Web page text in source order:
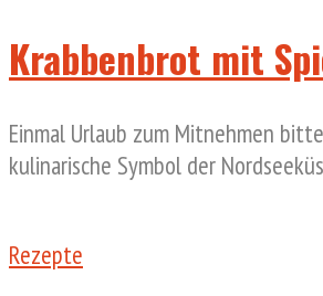
Krabbenbrot mit
Einmal Urlaub zum Mitnehmen
kulinarische Symbol der
Rezepte